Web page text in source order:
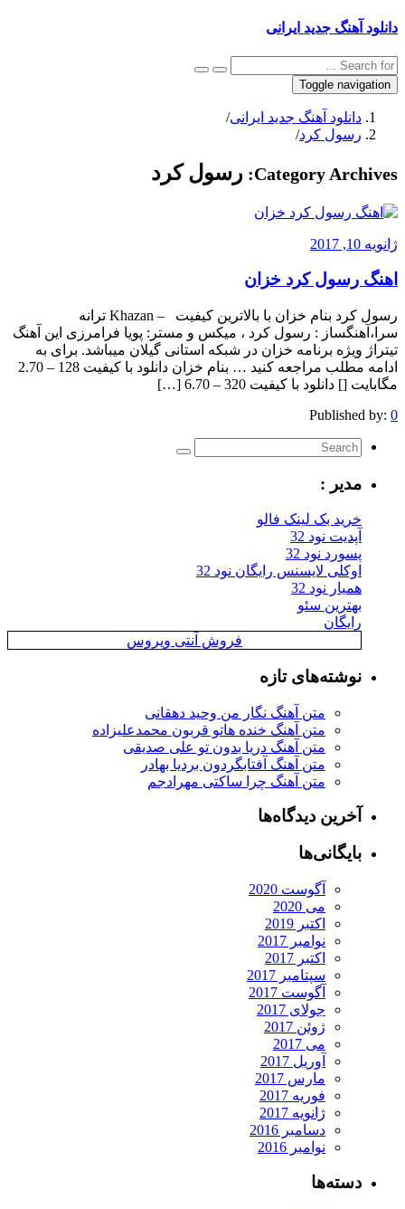
دانلود آهنگ جدید ایرانی
Toggle navigation
دانلود آهنگ جدید ایرانی/
رسول کرد/
Category Archives: رسول کرد
ژانویه 10, 2017
اهنگ رسول کرد خزان
رسول کرد بنام خزان با بالاترین کیفیت – Khazan ترانه
سرا،آهنگساز : رسول کرد ، میکس و مستر: پویا فرامرزی این آهنگ
تیتراژ ویژه برنامه خزان در شبکه استانی گیلان میباشد. برای به
ادامه مطلب مراجعه کنید … بنام خزان دانلود با کیفیت 128 – 2.70
مگابایت [] دانلود با کیفیت 320 – 6.70 […]
Published by: 0
مدیر :
خرید بک لینک فالو
آپدیت نود 32
پسورد نود 32
اوکلی لایسنس رایگان نود 32
همیار نود 32
بهترین سئو
رایگان
فروش آنتی ویروس
نوشته‌های تازه
متن آهنگ نگار من وحید دهقانی
متن آهنگ خنده هاتو قربون محمدعلیزاده
متن آهنگ دریا بدون تو علی صدیقی
متن آهنگ آفتابگردون بردیا بهادر
متن آهنگ چرا ساکتی مهرادجم
آخرین دیدگاه‌ها
بایگانی‌ها
آگوست 2020
می 2020
اکتبر 2019
نوامبر 2017
اکتبر 2017
سپتامبر 2017
آگوست 2017
جولای 2017
ژوئن 2017
می 2017
آوریل 2017
مارس 2017
فوریه 2017
ژانویه 2017
دسامبر 2016
نوامبر 2016
دسته‌ها